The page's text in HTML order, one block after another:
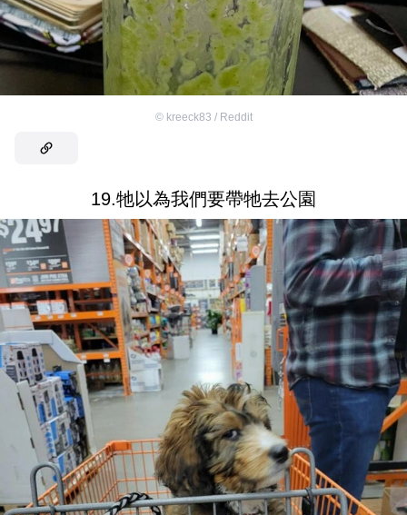
© kreeck83 / Reddit
19.牠以為我們要帶牠去公園